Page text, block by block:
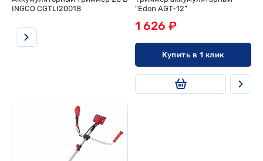
INGCO CGTLI20018
"Edon AGT-12"
1 626 ₽
Купить в 1 клик